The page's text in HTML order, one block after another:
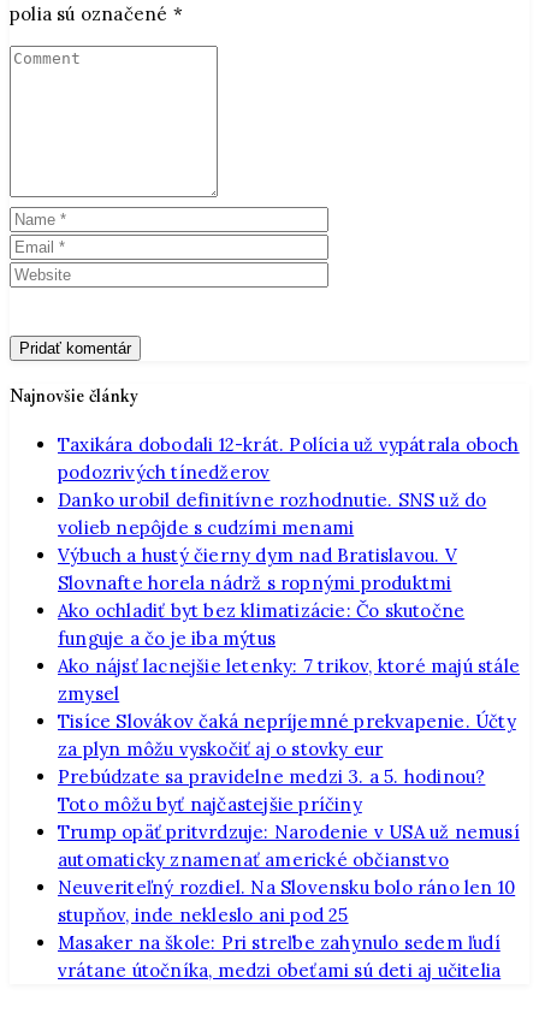
polia sú označené *
Najnovšie články
Taxikára dobodali 12-krát. Polícia už vypátrala oboch
podozrivých tínedžerov
Danko urobil definitívne rozhodnutie. SNS už do
volieb nepôjde s cudzími menami
Výbuch a hustý čierny dym nad Bratislavou. V
Slovnafte horela nádrž s ropnými produktmi
Ako ochladiť byt bez klimatizácie: Čo skutočne
funguje a čo je iba mýtus
Ako nájsť lacnejšie letenky: 7 trikov, ktoré majú stále
zmysel
Tisíce Slovákov čaká nepríjemné prekvapenie. Účty
za plyn môžu vyskočiť aj o stovky eur
Prebúdzate sa pravidelne medzi 3. a 5. hodinou?
Toto môžu byť najčastejšie príčiny
Trump opäť pritvrdzuje: Narodenie v USA už nemusí
automaticky znamenať americké občianstvo
Neuveriteľný rozdiel. Na Slovensku bolo ráno len 10
stupňov, inde nekleslo ani pod 25
Masaker na škole: Pri streľbe zahynulo sedem ľudí
vrátane útočníka, medzi obeťami sú deti aj učitelia